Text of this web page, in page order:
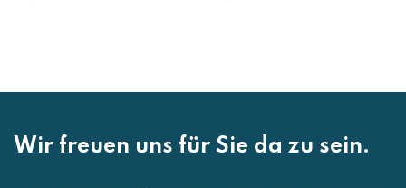
Wir freuen uns für Sie da zu sein.